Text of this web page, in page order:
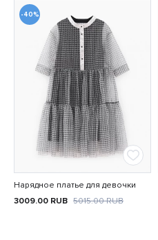
-40%
Нарядное платье для девочки
3009.00 RUB 5015.00RUB